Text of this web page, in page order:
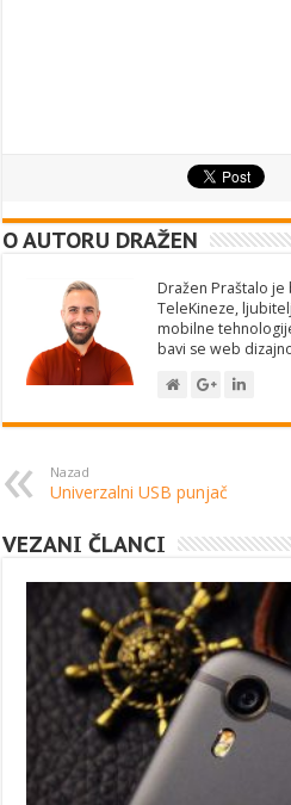
O AUTORU DRAŽEN
Dražen Praštalo je
TeleKineze,
mobilne
bavi se web
Nazad
Univerzalni USB punjač
VEZANI ČLANCI